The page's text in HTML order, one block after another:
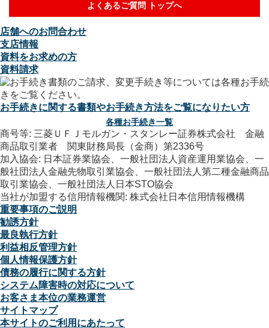
よくあるご質問 トップへ
店舗へのお問合わせ
支店情報
資料をお求めの方
資料請求
お手続きに関する書類やお手続き方法をご覧になりたい方
各種お手続き一覧
商号等: 三菱ＵＦＪモルガン・スタンレー証券株式会社 金融
商品取引業者 関東財務局長（金商）第2336号
加入協会: 日本証券業協会、一般社団法人資産運用業協会、一
般社団法人金融先物取引業協会、一般社団法人第二種金融商品
取引業協会、一般社団法人日本STO協会
当社が加盟する信用情報機関: 株式会社日本信用情報機構
重要事項のご説明
勧誘方針
最良執行方針
利益相反管理方針
個人情報保護方針
債務の履行に関する方針
システム障害時の対応について
お客さま本位の業務運営
サイトマップ
本サイトのご利用にあたって